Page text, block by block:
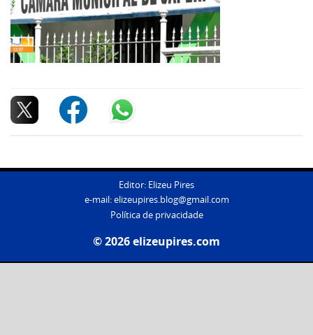
Informe especial
Editor: Elizeu Pires
e-mail:elizeupires.blog@gmail.com
Política de privacidade
© 2026 elizeupires.com